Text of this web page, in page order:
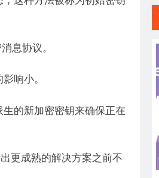
息协议。
响小。
的新加密密钥来确保正在
更成熟的解决方案之前不